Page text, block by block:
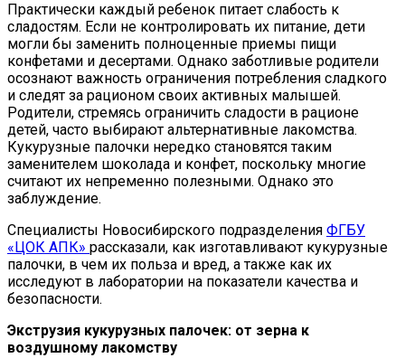
Практически каждый ребенок питает слабость к
сладостям. Если не контролировать их питание, дети
могли бы заменить полноценные приемы пищи
конфетами и десертами. Однако заботливые родители
осознают важность ограничения потребления сладкого
и следят за рационом своих активных малышей.
Родители, стремясь ограничить сладости в рационе
детей, часто выбирают альтернативные лакомства.
Кукурузные палочки нередко становятся таким
заменителем шоколада и конфет, поскольку многие
считают их непременно полезными. Однако это
заблуждение.
Специалисты Новосибирского подразделения ФГБУ
«ЦОК АПК» рассказали, как изготавливают кукурузные
палочки, в чем их польза и вред, а также как их
исследуют в лаборатории на показатели качества и
безопасности.
Экструзия кукурузных палочек: от зерна к
воздушному лакомству